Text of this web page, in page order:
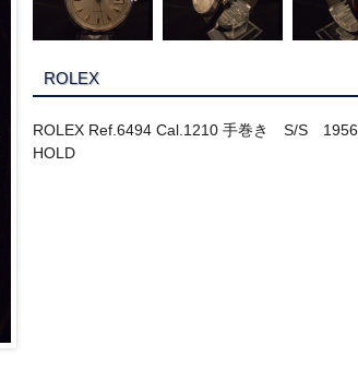
ROLEX
ROLEX Ref.6494 Cal.1210 手巻き S/S 1956
HOLD